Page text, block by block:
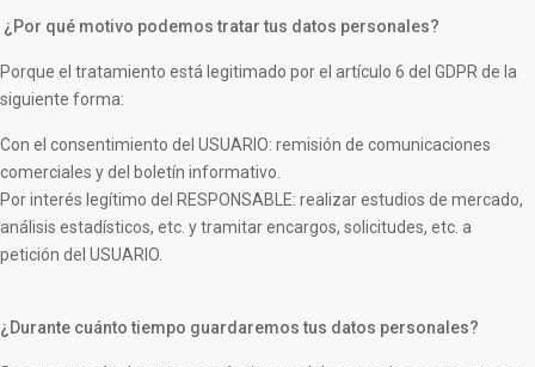
¿Por qué motivo podemos tratar tus datos personales?
Porque el tratamiento está legitimado por el artículo 6 del GDPR de la
siguiente forma:
Con el consentimiento del USUARIO: remisión de comunicaciones
comerciales y del boletín informativo.
Por interés legítimo del RESPONSABLE: realizar estudios de mercado,
análisis estadísticos, etc. y tramitar encargos, solicitudes, etc. a
petición del USUARIO.
¿Durante cuánto tiempo guardaremos tus datos personales?